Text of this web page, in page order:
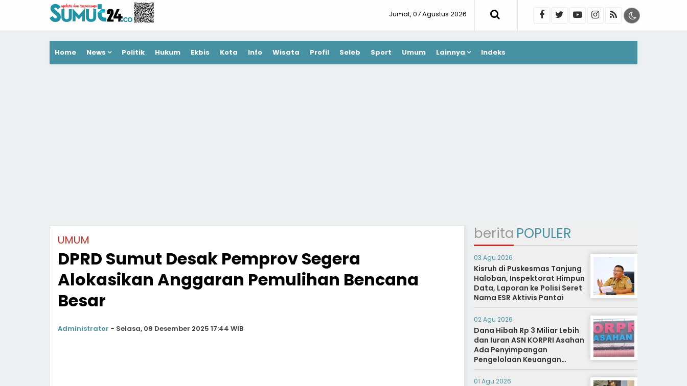
Jumat, 07 Agustus 2026
Home News Politik Hukum Ekbis Kota Info Wisata Profil Seleb Sport Umum Lainnya Indeks
UMUM
DPRD Sumut Desak Pemprov Segera
Alokasikan Anggaran Pemulihan Bencana
Besar
Administrator - Selasa, 09 Desember 2025 17:44 WIB
berita POPULER
03 Agu 2026
Kisruh di Puskesmas Tanjung
Haloban, Inspektorat Himpun
Data, Laporan ke Polisi Seret
Nama ESR Aktivis Pantai
02 Agu 2026
Dana Hibah Rp 3 Miliar Lebih
dan Iuran ASN KORPRI Asahan
Ada Penyimpangan
Pengelolaan Keuangan
Dipertanyakan, Aparat
Diminta Segera Usut
01 Agu 2026